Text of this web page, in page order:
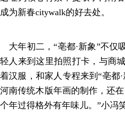
成为新春citywalk的好去处。
大年初二，“亳都·新象”不仅
轻人来到这里拍照打卡，与商
着汉服，和家人专程来到“亳都
河南传统木版年画的制作，还
个年过得格外有年味儿。”小冯